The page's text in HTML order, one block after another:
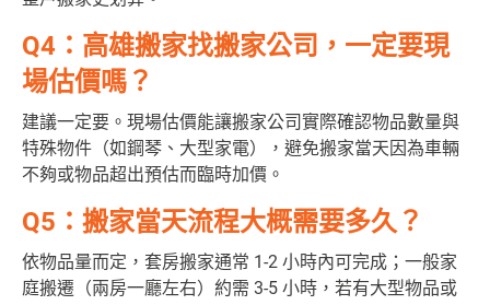
Q4：高雄搬家找搬家公司，一定要現
場估價嗎？
建議一定要。現場估價能讓搬家公司實際確認物品數量與
特殊物件（如鋼琴、大型家電），避免搬家當天因為車輛
不夠或物品超出預估而臨時加價。
Q5：搬家當天流程大概需要多久？
依物品量而定，套房搬家通常 1-2 小時內可完成；一般家
庭搬遷（兩房一廳左右）約需 3-5 小時，若有大型物品或